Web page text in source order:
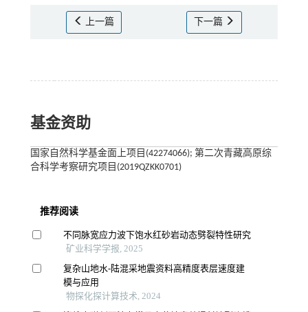
上一篇 下一篇
基金资助
国家自然科学基金面上项目(42274066); 第二次青藏高原综
合科学考察研究项目(2019QZKK0701)